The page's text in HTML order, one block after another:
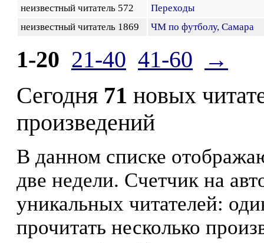
неизвестный читатель 572
Переходы
неизвестный читатель 1869
ЧМ по футболу, Самара
1-20 21-40 41-60
→
Сегодня 71 новых
произведений
В данном списке
две недели. Счетчик на
уникальных читателей:
прочитать несколько